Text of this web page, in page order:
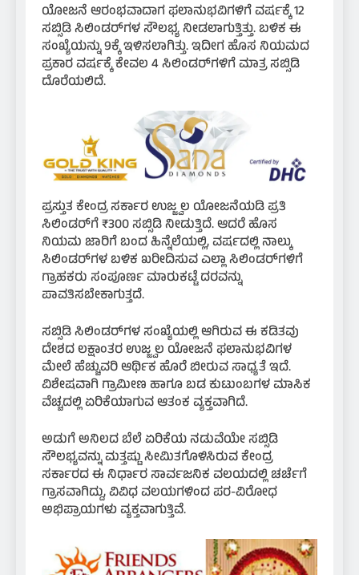
ಯೋಜನೆ ಆರಂಭವಾದಾಗ ಫಲಾನುಭವಿಗಳಿಗೆ ವರ್ಷಕ್ಕೆ 12
ಸಬ್ಸಿಡಿ ಸಿಲಿಂಡರ್‌ಗಳ ಸೌಲಭ್ಯ ನೀಡಲಾಗುತ್ತಿತ್ತು. ಬಳಿಕ ಈ
ಸಂಖ್ಯೆಯನ್ನು 9ಕ್ಕೆ ಇಳಿಸಲಾಗಿತ್ತು. ಇದೀಗ ಹೊಸ ನಿಯಮದ
ಪ್ರಕಾರ ವರ್ಷಕ್ಕೆ ಕೇವಲ 4 ಸಿಲಿಂಡರ್‌ಗಳಿಗೆ ಮಾತ್ರ ಸಬ್ಸಿಡಿ
ದೊರೆಯಲಿದೆ.
ಪ್ರಸ್ತುತ ಕೇಂದ್ರ ಸರ್ಕಾರ ಉಜ್ಜ್ವಲ ಯೋಜನೆಯಡಿ ಪ್ರತಿ
ಸಿಲಿಂಡರ್‌ಗೆ ₹300 ಸಬ್ಸಿಡಿ ನೀಡುತ್ತಿದೆ. ಆದರೆ ಹೊಸ
ನಿಯಮ ಜಾರಿಗೆ ಬಂದ ಹಿನ್ನೆಲೆಯಲ್ಲಿ, ವರ್ಷದಲ್ಲಿ ನಾಲ್ಕು
ಸಿಲಿಂಡರ್‌ಗಳ ಬಳಿಕ ಖರೀದಿಸುವ ಎಲ್ಲಾ ಸಿಲಿಂಡರ್‌ಗಳಿಗೆ
ಗ್ರಾಹಕರು ಸಂಪೂರ್ಣ ಮಾರುಕಟ್ಟೆ ದರವನ್ನು
ಪಾವತಿಸಬೇಕಾಗುತ್ತದೆ.
ಸಬ್ಸಿಡಿ ಸಿಲಿಂಡರ್‌ಗಳ ಸಂಖ್ಯೆಯಲ್ಲಿ ಆಗಿರುವ ಈ ಕಡಿತವು
ದೇಶದ ಲಕ್ಷಾಂತರ ಉಜ್ಜ್ವಲ ಯೋಜನೆ ಫಲಾನುಭವಿಗಳ
ಮೇಲೆ ಹೆಚ್ಚುವರಿ ಆರ್ಥಿಕ ಹೊರೆ ಬೀರುವ ಸಾಧ್ಯತೆ ಇದೆ.
ವಿಶೇಷವಾಗಿ ಗ್ರಾಮೀಣ ಹಾಗೂ ಬಡ ಕುಟುಂಬಗಳ ಮಾಸಿಕ
ವೆಚ್ಚದಲ್ಲಿ ಏರಿಕೆಯಾಗುವ ಆತಂಕ ವ್ಯಕ್ತವಾಗಿದೆ.
ಅಡುಗೆ ಅನಿಲದ ಬೆಲೆ ಏರಿಕೆಯ ನಡುವೆಯೇ ಸಬ್ಸಿಡಿ
ಸೌಲಭ್ಯವನ್ನು ಮತ್ತಷ್ಟು ಸೀಮಿತಗೊಳಿಸಿರುವ ಕೇಂದ್ರ
ಸರ್ಕಾರದ ಈ ನಿರ್ಧಾರ ಸಾರ್ವಜನಿಕ ವಲಯದಲ್ಲಿ ಚರ್ಚೆಗೆ
ಗ್ರಾಸವಾಗಿದ್ದು, ವಿವಿಧ ವಲಯಗಳಿಂದ ಪರ-ವಿರೋಧ
ಅಭಿಪ್ರಾಯಗಳು ವ್ಯಕ್ತವಾಗುತ್ತಿವೆ.